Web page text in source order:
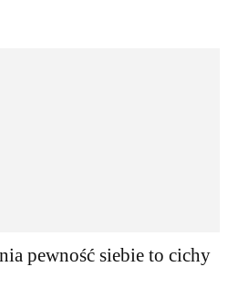
pewność siebie to cichy